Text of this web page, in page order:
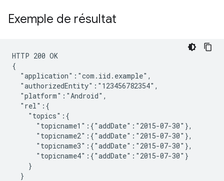
Exemple de résultat
HTTP 200 OK
{
  "application":"com.iid.example",
  "authorizedEntity":"123456782354",
  "platform":"Android",
  "rel":{
    "topics":{
      "topicname1":{"addDate":"2015-07-30"},
      "topicname2":{"addDate":"2015-07-30"},
      "topicname3":{"addDate":"2015-07-30"},
      "topicname4":{"addDate":"2015-07-30"}
    }
  }